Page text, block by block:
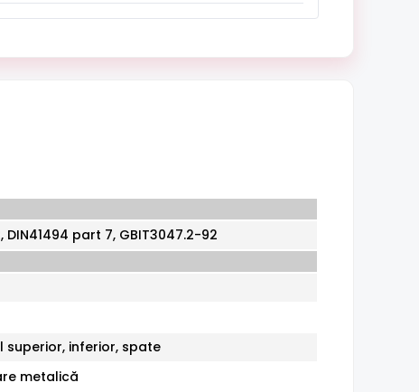
DIN41494 part 7, GBIT3047.2-92
inferior, spate
metalică